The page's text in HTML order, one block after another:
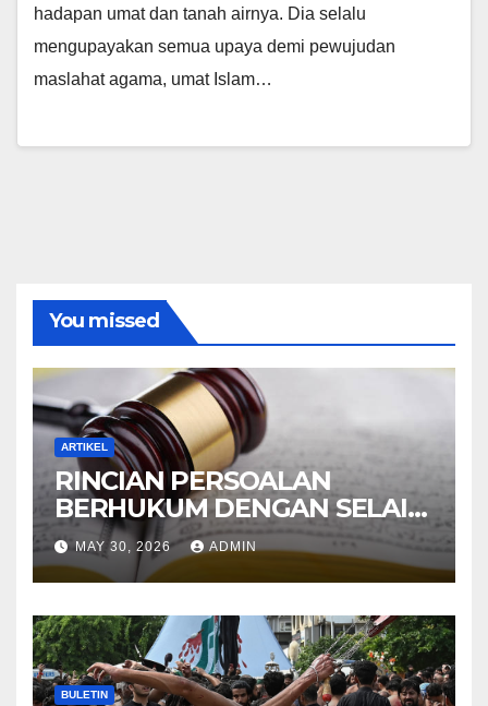
hadapan umat dan tanah airnya. Dia selalu
mengupayakan semua upaya demi pewujudan
maslahat agama, umat Islam…
You missed
ARTIKEL
RINCIAN PERSOALAN
BERHUKUM DENGAN SELAIN
HUKUM ALLAH DALAM
KITAB AT-TAMHID SYARAH
KITAB AT-TAUHID
MAY 30, 2026 ADMIN
BULETIN